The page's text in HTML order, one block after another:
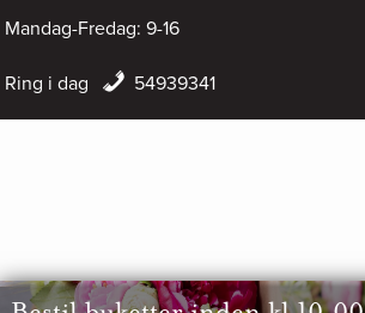
Hop
indholdet
Mandag-Fredag: 9-16
Ring i dag 54939341